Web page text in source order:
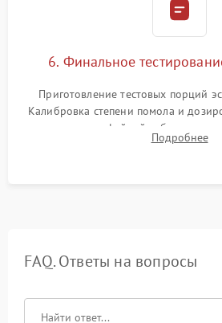
6. Финальное
Приготовление тестовых порций
Калибровка степени помола и
плотности кофейной таблетки,
качества молочной пены. Контроль
Подробнее
FAQ. Ответы на вопросы